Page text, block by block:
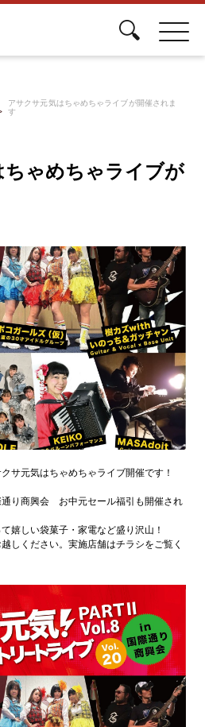
アサクサ元気はちゃめちゃライブが開催されま
す
ちゃめちゃライブが
サ元気はちゃめちゃライブ開催です！
り商興会 お中元セール福引も開催され
嬉しい袋菓子・家電など盛り沢山！
しください。実施店舗はチラシをご覧く